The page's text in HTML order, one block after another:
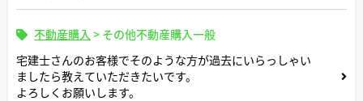
不動産購入 > その他不動産購入一般
宅建士さんのお客様でそのような方が過去にいらっしゃい
ましたら教えていただきたいです。
よろしくお願いします。